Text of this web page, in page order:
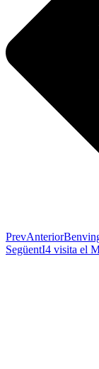
PrevAnterior
SegüentI4 visita el